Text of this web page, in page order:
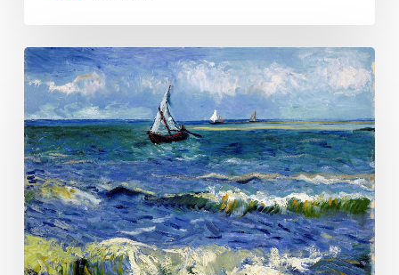
Gai
savoir
(13/20)
Un
homme
qui
dit
oui